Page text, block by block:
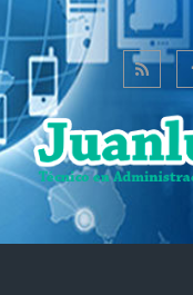
Saltar al contenido